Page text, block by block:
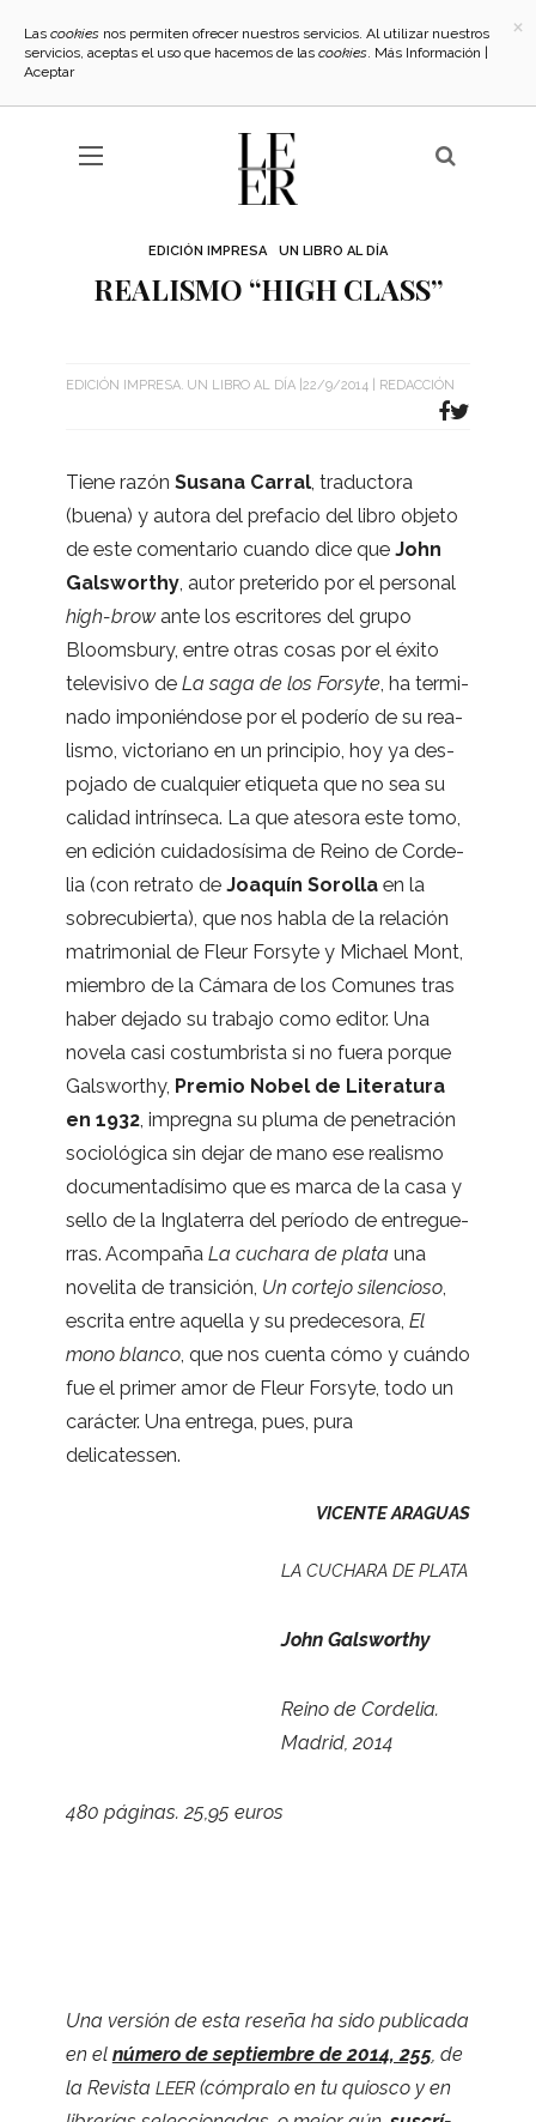
EDICIÓN IMPRESA UN LIBRO AL DÍA
REALISMO “HIGH CLASS”
EDICIÓN IMPRESA UN LIBRO AL DÍA 22/9/2014 REDACCIÓN
Tiene razón Susana Carral, tra­duc­tora
(buena) y autora del pre­fa­cio del libro objeto
de este comen­ta­rio cuando dice que John
Gals­worthy, autor pre­te­rido por el per­so­nal
high-browante los escri­to­res del grupo
Blooms­bury, entre otras cosas por el éxito
tele­vi­sivo de La saga de los Forsyte, ha ter­mi­
nado impo­nién­dose por el pode­río de su rea­
lismo, vic­to­riano en un prin­ci­pio, hoy ya des­
po­jado de cual­quier eti­queta que no sea su
cali­dad intrín­seca. La que ate­sora este tomo,
en edi­ción cui­da­do­sí­sima de Reino de Cor­de­
lia (con retrato de Joa­quín Soro­llaen la
sobre­cu­bierta), que nos habla de la rela­ción
matri­mo­nial de Fleur Forsyte y Michael Mont,
miem­bro de la Cámara de los Comu­nes tras
haber dejado su tra­bajo como edi­tor. Una
novela casi cos­tum­brista si no fuera por­que
Gals­worthy, Pre­mio Nobel de Lite­ra­tura
en 1932, impregna su pluma de pene­tra­ción
socio­ló­gica sin dejar de mano ese rea­lismo
docu­men­ta­dí­simo que es marca de la casa y
sello de la Ingla­te­rra del período de entre­gue­
rras. Acom­paña La cuchara de plata una
nove­lita de tran­si­ción, Un cor­tejo silen­cioso,
escrita entre aque­lla y su pre­de­ce­sora, El
mono blanco, que nos cuenta cómo y cuándo
fue el pri­mer amor de Fleur Forsyte, todo un
carác­ter. Una entrega, pues, pura
delicatessen.
VICENTE ARAGUAS
LA CUCHARA DE PLATA
John Gals­worthy
Reino de Cor­de­lia.
Madrid, 2014
480 pági­nas. 25,95 euros
Una ver­sión de esta reseña ha sido publi­cada
en el número de septiem­bre de 2014, 255, de
la Revista LEER(cóm­pralo en tu quiosco y en
×
Las cookies nos permiten ofrecer nuestros servicios. Al utilizar nuestros
servicios, aceptas el uso que hacemos de las cookies. Más Información
Aceptar